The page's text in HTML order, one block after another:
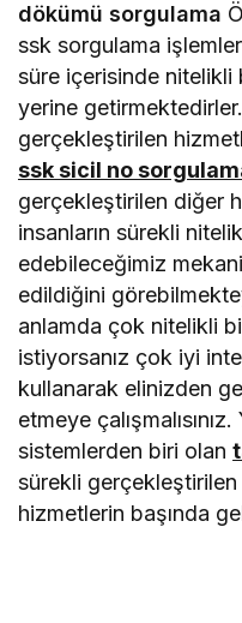
dökümü sorgulama
ssk sorgulama
süre içerisinde
yerine
gerçekleştirilen
ssk sicil no
gerçekleştirilen diğer
insanların sürekli
edebileceğimiz
edildiğini
anlamda çok nitelikli
istiyorsanız çok iyi
kullanarak elinizden
etmeye
sistemlerden biri olan
sürekli gerçekleştirilen
hizmetlerin başında